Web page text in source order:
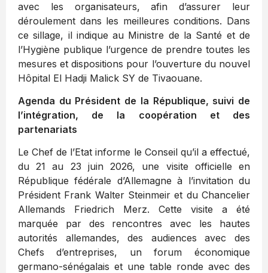
avec les organisateurs, afin d’assurer leur
déroulement dans les meilleures conditions. Dans
ce sillage, il indique au Ministre de la Santé et de
l’Hygiène publique l’urgence de prendre toutes les
mesures et dispositions pour l’ouverture du nouvel
Hôpital El Hadji Malick SY de Tivaouane.
Agenda du Président de la République, suivi de
l’intégration, de la coopération et des
partenariats
Le Chef de l’Etat informe le Conseil qu’il a effectué,
du 21 au 23 juin 2026, une visite officielle en
République fédérale d’Allemagne à l’invitation du
Président Frank Walter Steinmeir et du Chancelier
Allemands Friedrich Merz. Cette visite a été
marquée par des rencontres avec les hautes
autorités allemandes, des audiences avec des
Chefs d’entreprises, un forum économique
germano-sénégalais et une table ronde avec des